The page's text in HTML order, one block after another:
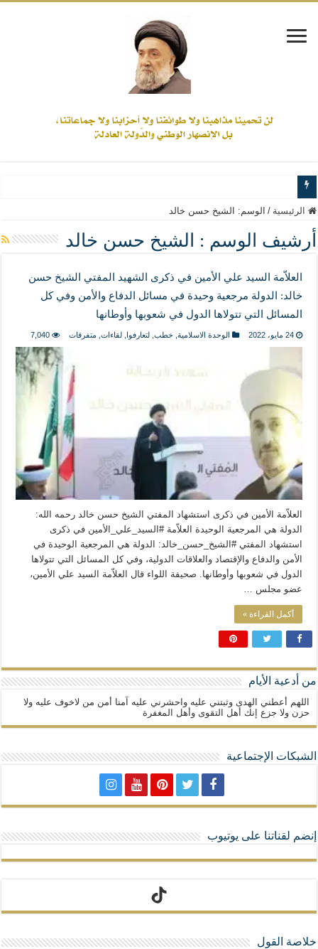
www.alamine.net
مواقف وآراء العلاّمة السيد علي الأمين من الأحداث والقضايا - اضغط للاطلاع
إذا كان التسنن هو الإيمان بسنة رسول الله ( صلى الله عليه وآله) فكلّ
علاقات المذاهب والأديان لا يجوز أن تكون على حساب الأوطان
لن تحمينا مذاهبنا ولا طوائفنا ولا أحزابنا ولا جماعاتنا، بل الإنصهار الوطني والدولة
المذاهب ليست قدرًا لا يمكن تجاوزه
ليست المنفعة تأتي من إسلامية النّظام كما لا تأتي المضرة من مسيحية النظام
المتهاون بوطنه متهاون بدينه حتماً
نسج العلاقة مع الآخر تكون من خلال منظومة القيم و المبادئ الانسانية التي تجعل
الرئيسية / الوسم: الشيخ حسن خالد
أرشيف الوسم : الشيخ حسن خالد
العلاّمة السيد علي الأمين في ذكرى الشهيد المفتي الشيخ حسن
خالد: الدولة مرجعية وحيدة في مسائل الدفاع والأمن وفي كل
المسائل التي تتولاها الدول في شعوبها وأوطانها
24 مايو، 2022 الوحدة الاسلامية, خطب, لتعارفوا لقاءات, متفرقات 7,040
العلاّمة الأمين في ذكرى استشهاد المفتي الشيخ حسن خالد رحمه الله:
الدولة هي المرجعية الوحيدة العلاّمة #السيد_علي_الأمين في ذكرى
استشهاد المفتي #الشيخ_حسن_خالد: الدولة هي المرجعية الوحيدة في
الأمن والدفاع والإقتصاد والعلاقات الدولية، وفي كل المسائل التي تتولاها
الدول في شعوبها وأوطانها. صحيفة اللواء قال العلاّمة السيد علي الأمين،
عضو مجلس …
أكمل القراءة »
من أدعية الأيام
اللهم أعطني الهدى وثبتني عليه واحشرني عليه آمنا أمن من لاخوف عليه ولا
حزن ولا جزع إنك أهل التقوى وأهل المغفرة
الشبكات الإجتماعية
إنضم لقناتنا على يوتيوب
تيك توك
خلاصة القول